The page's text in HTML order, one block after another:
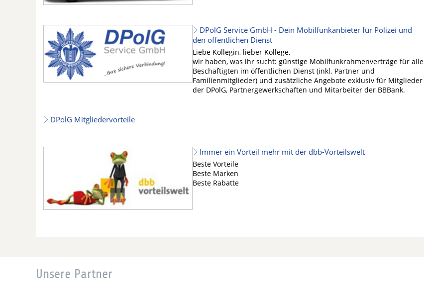
DPolG Service GmbH - Dein Mobilfunkanbieter für Polizei und
den öffentlichen Dienst
Liebe Kollegin, lieber Kollege,
wir haben, was ihr sucht: günstige Mobilfunkrahmenverträge für alle
Beschäftigten im öffentlichen Dienst (inkl. Partner und
Familienmitglieder) und zusätzliche Angebote exklusiv für Mitglieder
der DPolG, Partnergewerkschaften und Mitarbeiter der BBBank.
DPolG Mitgliedervorteile
Immer ein Vorteil mehr mit der dbb-Vorteilswelt
Beste Vorteile
Beste Marken
Beste Rabatte
Unsere Partner